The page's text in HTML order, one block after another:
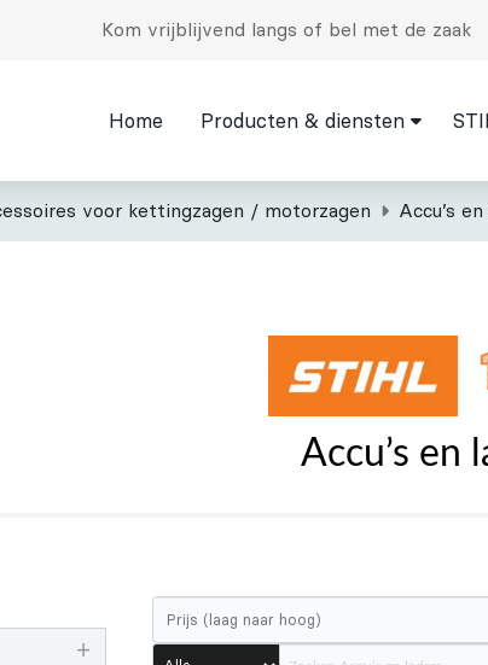
Kom vrijblijvend langs of bel met de zaak
Home Producten & diensten
voor kettingzagen / motorzagen Accu’s
Accu’s en
+